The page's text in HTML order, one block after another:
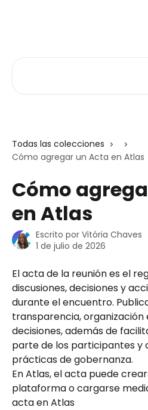
Todas las colecciones
Cómo agregar un Acta en Atlas
Cómo
en Atlas
Escrito por Vitória Chaves
1 de julio de 2026
El acta de la reunión es el
discusiones, decisiones y
durante el encuentro.
transparencia, organización
decisiones, además de
parte de los participantes y
prácticas de gobernanza.
En Atlas, el acta puede
plataforma o cargarse
acta en Atlas